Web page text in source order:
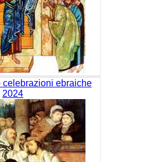
ebraiche
2024